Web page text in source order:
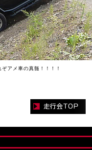
アメ車の真髄！！！！